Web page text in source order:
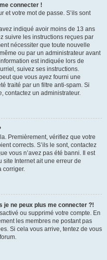
connecter !
et votre mot de passe. S’ils sont
indiqué avoir moins de 13 ans
suivre les instructions reçues par
nécessiter que toute nouvelle
ou par un administrateur avant
est indiquée lors de
suivez ses instructions.
que vous ayez fourni une
traité par un filtre anti-spam. Si
contactez un administrateur.
Premièrement, vérifiez que votre
corrects. S’ils le sont, contactez
vous n’avez pas été banni. Il est
Internet ait une erreur de
corriger.
je ne peux plus me connecter ?!
ou supprimé votre compte. En
les membres ne postant pas
Si cela vous arrive, tentez de vous